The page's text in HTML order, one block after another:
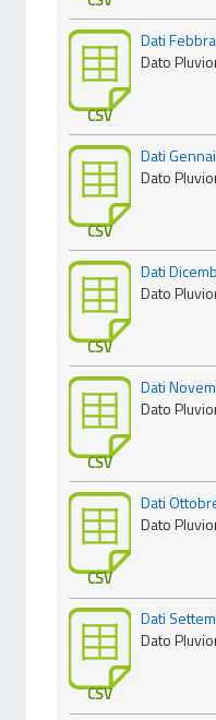
CSV
Dati
Dato
CSV
Dati
Dato
CSV
Dati
Dato
CSV
Dati
Dato
CSV
Dati
Dato
CSV
Dati
Dato